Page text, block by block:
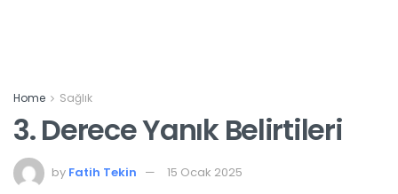
Home Sağlık
3. Derece Yanık Belirtileri
by Fatih Tekin 15 Ocak 2025